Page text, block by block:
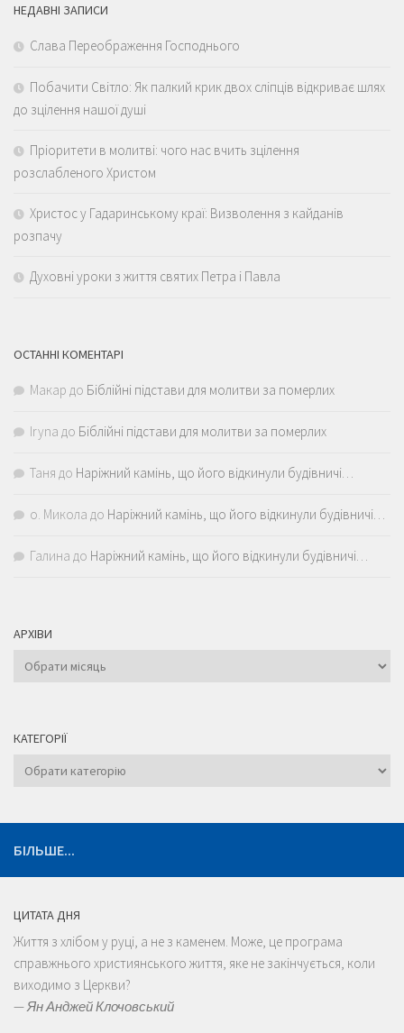
НЕДАВНІ ЗАПИСИ
Слава Переображення Господнього
Побачити Світло: Як палкий крик двох сліпців відкриває шлях
до зцілення нашої душі
Пріоритети в молитві: чого нас вчить зцілення
розслабленого Христом
Христос у Гадаринському краї: Визволення з кайданів
розпачу
Духовні уроки з життя святих Петра і Павла
ОСТАННІ КОМЕНТАРІ
Макар до Біблійні підстави для молитви за померлих
Iryna до Біблійні підстави для молитви за померлих
Таня до Наріжний камінь, що його відкинули будівничі…
о. Микола до Наріжний камінь, що його відкинули будівничі…
Галина до Наріжний камінь, що його відкинули будівничі…
АРХІВИ
Архіви
КАТЕГОРІЇ
Категорії
БІЛЬШЕ...
ЦИТАТА ДНЯ
Життя з хлібом у руці, а не з каменем. Може, це програма
справжнього християнського життя, яке не закінчується, коли
виходимо з Церкви?
—Ян Анджей Клочовський